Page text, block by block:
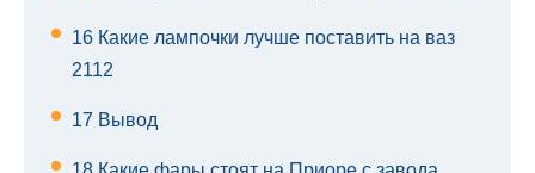
16 Какие лампочки лучше поставить на ваз
2112
17 Вывод